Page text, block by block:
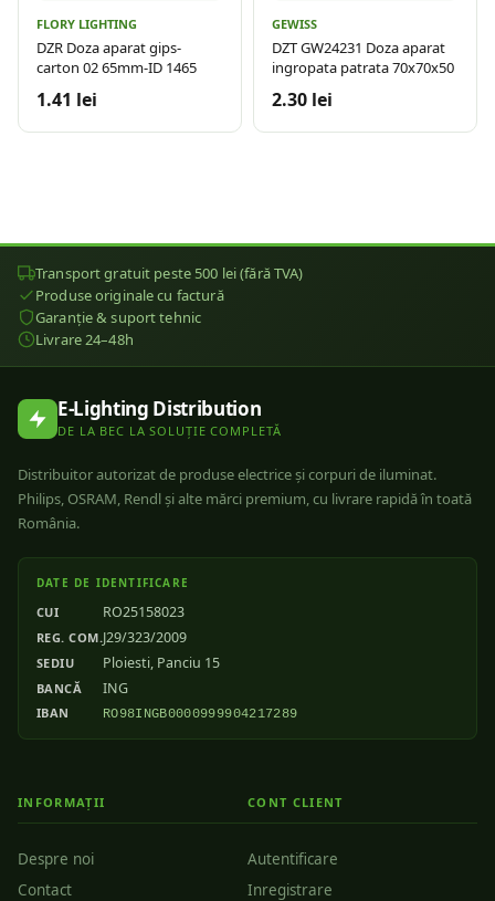
FLORY LIGHTING
DZR Doza aparat gips-
carton 02 65mm-ID 1465
1.41 lei
GEWISS
DZT GW24231 Doza aparat
ingropata patrata 70x70x50
2.30 lei
Transport gratuit peste 500 lei (fără TVA)
Produse originale cu factură
Garanție & suport tehnic
Livrare 24–48h
E-Lighting Distribution
DE LA BEC LA SOLUȚIE COMPLETĂ
Distribuitor autorizat de produse electrice și corpuri de iluminat.
Philips, OSRAM, Rendl și alte mărci premium, cu livrare rapidă în toată
România.
DATE DE IDENTIFICARE
CUI RO25158023
REG. COM.J29/323/2009
SEDIU Ploiesti, Panciu 15
BANCĂ ING
IBAN RO98INGB0000999904217289
INFORMAȚII
Despre noi
Contact
CONT CLIENT
Autentificare
Inregistrare